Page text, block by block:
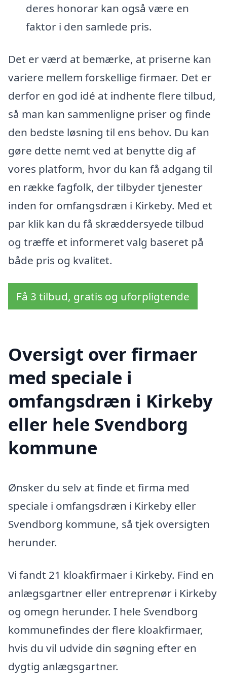
deres honorar kan også være en
faktor i den samlede pris.
Det er værd at bemærke, at priserne kan
variere mellem forskellige firmaer. Det er
derfor en god idé at indhente flere tilbud,
så man kan sammenligne priser og finde
den bedste løsning til ens behov. Du kan
gøre dette nemt ved at benytte dig af
vores platform, hvor du kan få adgang til
en række fagfolk, der tilbyder tjenester
inden for omfangsdræn i Kirkeby. Med et
par klik kan du få skræddersyede tilbud
og træffe et informeret valg baseret på
både pris og kvalitet.
Få 3 tilbud, gratis og uforpligtende
Oversigt over firmaer
med speciale i
omfangsdræn i Kirkeby
eller hele Svendborg
kommune
Ønsker du selv at finde et firma med
speciale i omfangsdræn i Kirkeby eller
Svendborg kommune, så tjek oversigten
herunder.
Vi fandt 21 kloakfirmaer i Kirkeby. Find en
anlægsgartner eller entreprenør i Kirkeby
og omegn herunder. I hele Svendborg
kommunefindes der flere kloakfirmaer,
hvis du vil udvide din søgning efter en
dygtig anlægsgartner.